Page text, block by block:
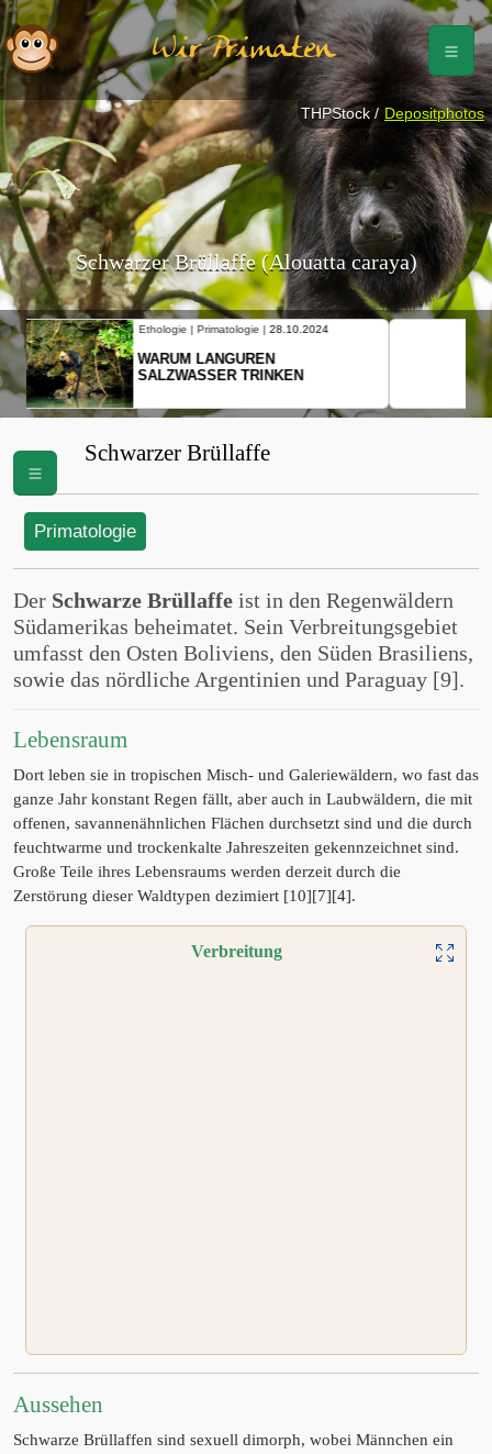
Wir Primaten
Schwarzer Brüllaffe (Alouatta caraya)
Ethologie | Primatologie |10.10.2024
NEUES VON WEIBLICHEN
SCHOPFGIBBONS UND IHRER
THPStock / Depositphotos
Schwarzer Brüllaffe
Primatologie
Der Schwarze Brüllaffe ist in den Regenwäldern
Südamerikas beheimatet. Sein Verbreitungsgebiet
umfasst den Osten Boliviens, den Süden Brasiliens,
sowie das nördliche Argentinien und Paraguay [9].
Lebensraum
Dort leben sie in tropischen Misch- und Galeriewäldern, wo fast das
ganze Jahr konstant Regen fällt, aber auch in Laubwäldern, die mit
offenen, savannenähnlichen Flächen durchsetzt sind und die durch
feuchtwarme und trockenkalte Jahreszeiten gekennzeichnet sind.
Große Teile ihres Lebensraums werden derzeit durch die
Zerstörung dieser Waldtypen dezimiert [10][7][4].
Verbreitung
Aussehen
Schwarze Brüllaffen sind sexuell dimorph, wobei Männchen ein